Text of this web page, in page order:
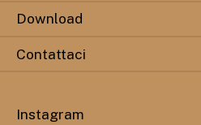
Download
Contattaci
Instagram